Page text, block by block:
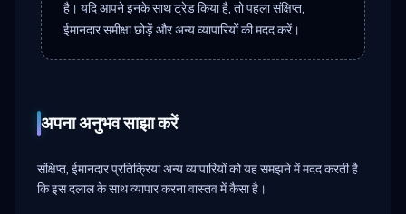
है। यदि आपने इनके साथ ट्रेड किया है, तो पहला संक्षिप्त,
ईमानदार समीक्षा छोड़ें और अन्य व्यापारियों की मदद करें।
अपना अनुभव साझा करें
संक्षिप्त, ईमानदार प्रतिक्रिया अन्य व्यापारियों को यह समझने में मदद करती है
कि इस दलाल के साथ व्यापार करना वास्तव में कैसा है।